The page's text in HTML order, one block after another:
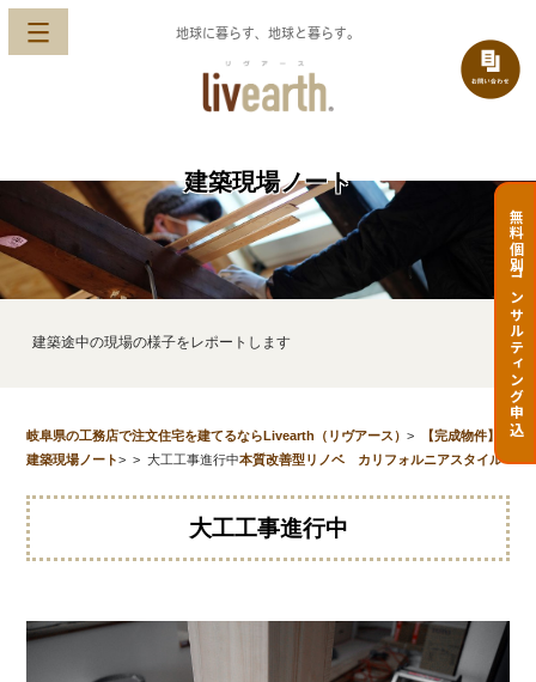
地球に暮らす、地球と暮らす。
無料個別コンサルティング申込
建築現場ノート
建築途中の現場の様子をレポートします
岐阜県の工務店で注文住宅を建てるならLivearth（リヴアース）>
建築現場ノート>
【完成物件】
本質改善型リノベ カリフォルニアスタイル
> 大工工事進行中
大工工事進行中